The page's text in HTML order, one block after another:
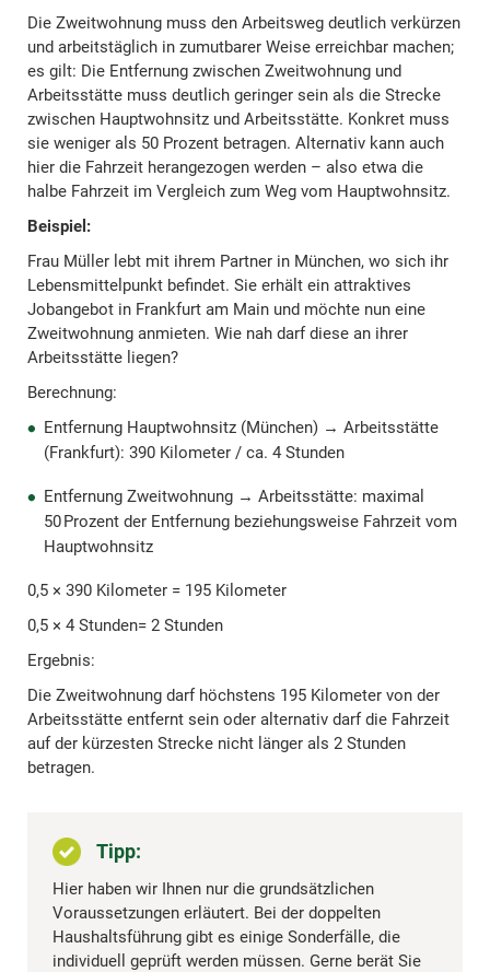
Die Zweitwohnung muss den Arbeitsweg deutlich verkürzen
und arbeitstäglich in zumutbarer Weise erreichbar machen;
es gilt: Die Entfernung zwischen Zweitwohnung und
Arbeitsstätte muss deutlich geringer sein als die Strecke
zwischen Hauptwohnsitz und Arbeitsstätte. Konkret muss
sie weniger als 50 Prozent betragen. Alternativ kann auch
hier die Fahrzeit herangezogen werden – also etwa die
halbe Fahrzeit im Vergleich zum Weg vom Hauptwohnsitz.
Beispiel:
Frau Müller lebt mit ihrem Partner in München, wo sich ihr
Lebensmittelpunkt befindet. Sie erhält ein attraktives
Jobangebot in Frankfurt am Main und möchte nun eine
Zweitwohnung anmieten. Wie nah darf diese an ihrer
Arbeitsstätte liegen?
Berechnung:
Entfernung Hauptwohnsitz (München) → Arbeitsstätte
(Frankfurt): 390 Kilometer / ca. 4 Stunden
Entfernung Zweitwohnung → Arbeitsstätte: maximal
50 Prozent der Entfernung beziehungsweise Fahrzeit vom
Hauptwohnsitz
0,5 × 390 Kilometer = 195 Kilometer
0,5 × 4 Stunden= 2 Stunden
Ergebnis:
Die Zweitwohnung darf höchstens 195 Kilometer von der
Arbeitsstätte entfernt sein oder alternativ darf die Fahrzeit
auf der kürzesten Strecke nicht länger als 2 Stunden
betragen.
Tipp:
Hier haben wir Ihnen nur die grundsätzlichen
Voraussetzungen erläutert. Bei der doppelten
Haushaltsführung gibt es einige Sonderfälle, die
individuell geprüft werden müssen. Gerne berät Sie